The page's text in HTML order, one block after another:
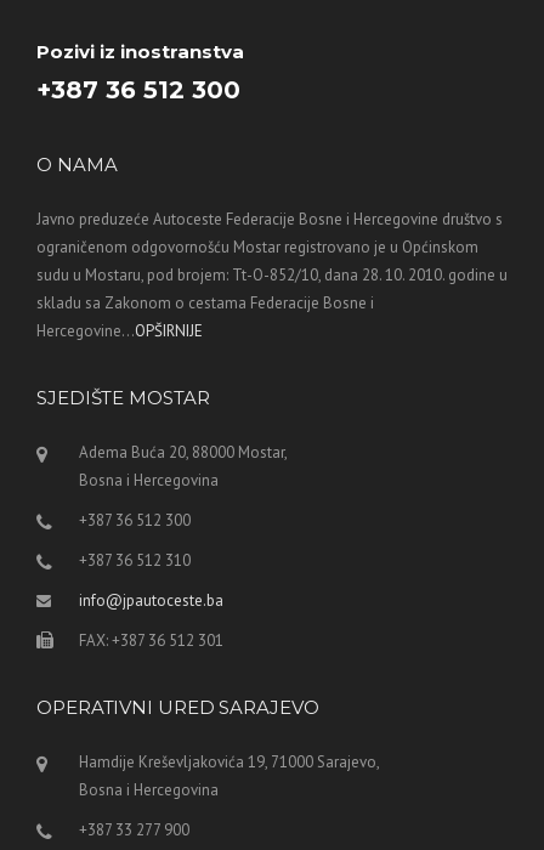
Pozivi iz inostranstva
+387 36 512 300
O NAMA
Javno preduzeće Autoceste Federacije Bosne i Hercegovine društvo s
ograničenom odgovornošću Mostar registrovano je u Općinskom
sudu u Mostaru, pod brojem: Tt-O-852/10, dana 28. 10. 2010. godine u
skladu sa Zakonom o cestama Federacije Bosne i
Hercegovine...OPŠIRNIJE
SJEDIŠTE MOSTAR
Adema Buća 20, 88000 Mostar,
Bosna i Hercegovina
+387 36 512 300
+387 36 512 310
info@jpautoceste.ba
FAX: +387 36 512 301
OPERATIVNI URED SARAJEVO
Hamdije Kreševljakovića 19, 71000 Sarajevo,
Bosna i Hercegovina
+387 33 277 900